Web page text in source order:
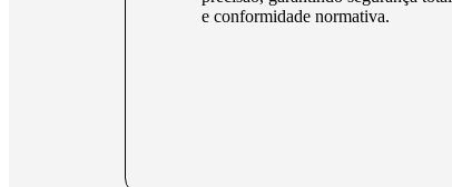
e conformidade normativa.